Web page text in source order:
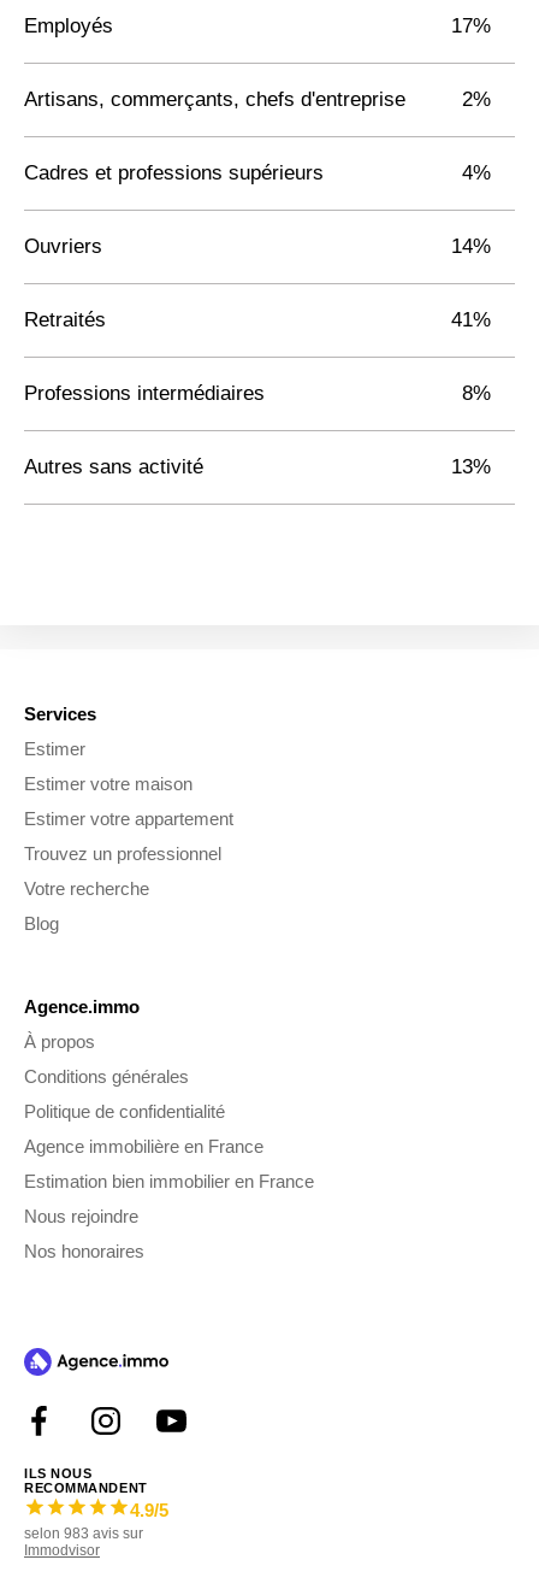
Employés 17%
Artisans, commerçants, chefs d'entreprise 2%
Cadres et professions supérieurs 4%
Ouvriers 14%
Retraités 41%
Professions intermédiaires 8%
Autres sans activité 13%
Services
Estimer
Estimer votre maison
Estimer votre appartement
Trouvez un professionnel
Votre recherche
Blog
Agence.immo
À propos
Conditions générales
Politique de confidentialité
Agence immobilière en France
Estimation bien immobilier en France
Nous rejoindre
Nos honoraires
ILS NOUS
RECOMMANDENT
4.9/5
selon 983 avis sur
Immodvisor